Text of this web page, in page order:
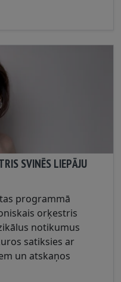
SVINĒS LIEPĀJU
programmā
orķestris
notikumus
satiksies ar
un atskaņos